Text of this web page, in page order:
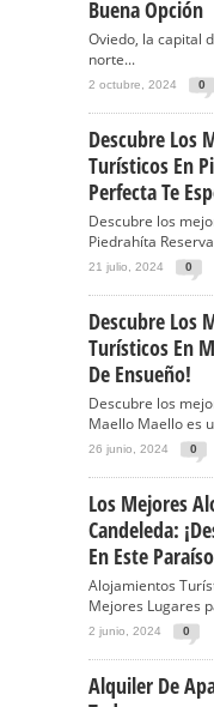
Buena Opción
Oviedo, la capital
norte...
2 octubre, 2024 0
Descubre Los
Turísticos En
Perfecta Te
Descubre los
Piedrahíta
21 julio, 2024 0
Descubre Los
Turísticos En
De Ensueño!
Descubre los
Maello Maello es
26 junio, 2024 0
Los Mejores
Candeleda:
En Este
Alojamientos
Mejores Lugares
2 junio, 2024 0
Alquiler De